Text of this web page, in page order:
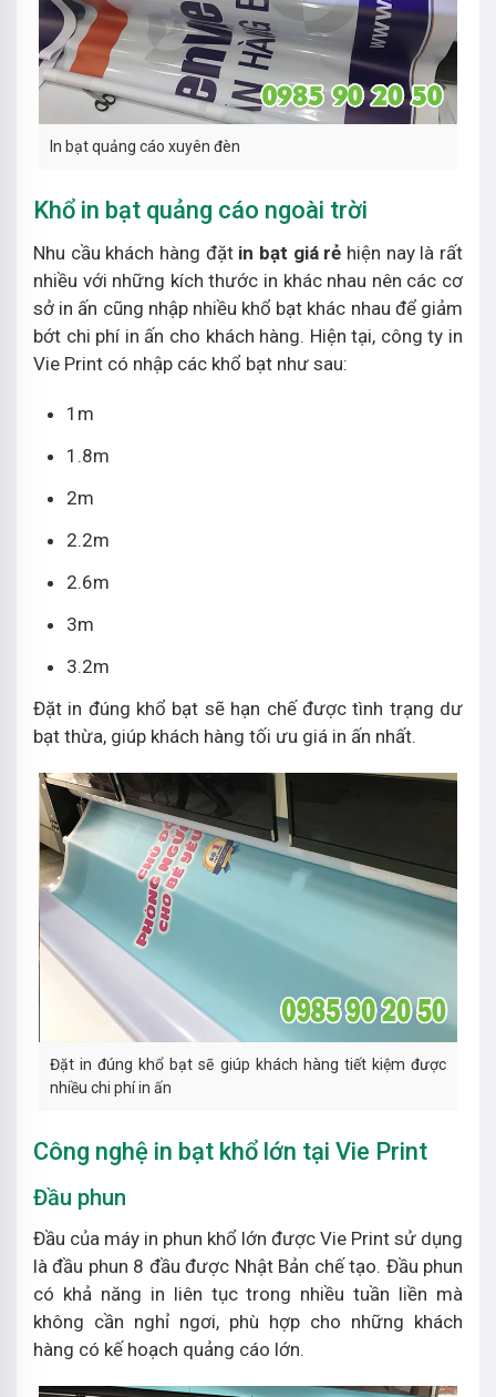
In bạt quảng cáo xuyên đèn
Khổ in bạt quảng cáo ngoài trời
Nhu cầu khách hàng đặt in bạt giá rẻ hiện nay là rất
nhiều với những kích thước in khác nhau nên các cơ
sở in ấn cũng nhập nhiều khổ bạt khác nhau để giảm
bớt chi phí in ấn cho khách hàng. Hiện tại, công ty in
Vie Print có nhập các khổ bạt như sau:
1m
1.8m
2m
2.2m
2.6m
3m
3.2m
Đặt in đúng khổ bạt sẽ hạn chế được tình trạng dư
bạt thừa, giúp khách hàng tối ưu giá in ấn nhất.
Đặt in đúng khổ bạt sẽ giúp khách hàng tiết kiệm được
nhiều chi phí in ấn
Công nghệ in bạt khổ lớn tại Vie Print
Đầu phun
Đầu của máy in phun khổ lớn được Vie Print sử dụng
là đầu phun 8 đầu được Nhật Bản chế tạo. Đầu phun
có khả năng in liên tục trong nhiều tuần liền mà
không cần nghỉ ngơi, phù hợp cho những khách
hàng có kế hoạch quảng cáo lớn.